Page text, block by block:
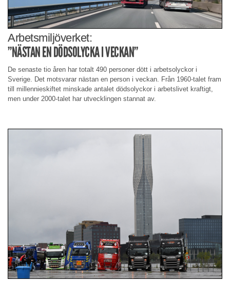
Arbetsmiljöverket:
”NÄSTAN EN DÖDSOLYCKA I VECKAN”
De senaste tio åren har totalt 490 personer dött i arbetsolyckor i
Sverige. Det motsvarar nästan en person i veckan. Från 1960-talet fram
till millennieskiftet minskade antalet dödsolyckor i arbetslivet kraftigt,
men under 2000-talet har utvecklingen stannat av.